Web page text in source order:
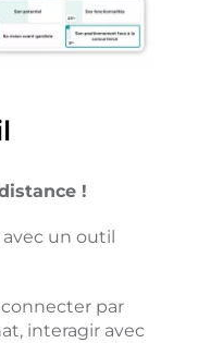
!
avec un outil
par
interagir avec